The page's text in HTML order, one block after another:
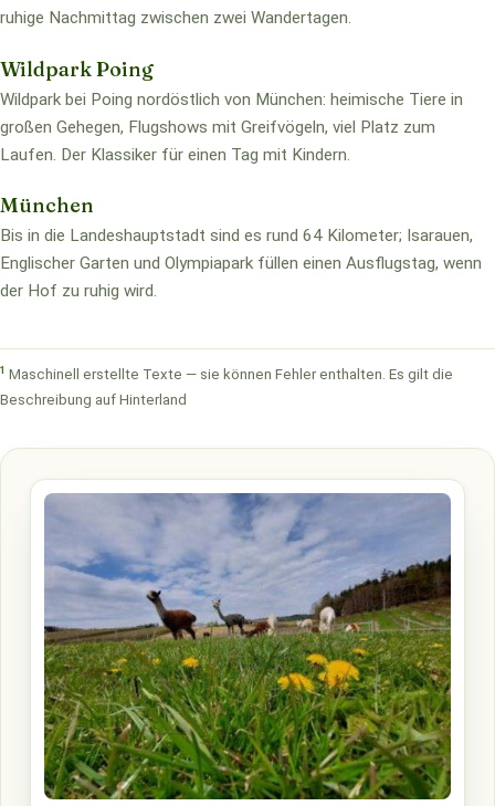
ruhige Nachmittag zwischen zwei Wandertagen.
Wildpark Poing
Wildpark bei Poing nordöstlich von München: heimische Tiere in
großen Gehegen, Flugshows mit Greifvögeln, viel Platz zum
Laufen. Der Klassiker für einen Tag mit Kindern.
München
Bis in die Landeshauptstadt sind es rund 64 Kilometer; Isarauen,
Englischer Garten und Olympiapark füllen einen Ausflugstag, wenn
der Hof zu ruhig wird.
1
Maschinell erstellte Texte — sie können Fehler enthalten. Es gilt die
Beschreibung auf Hinterland